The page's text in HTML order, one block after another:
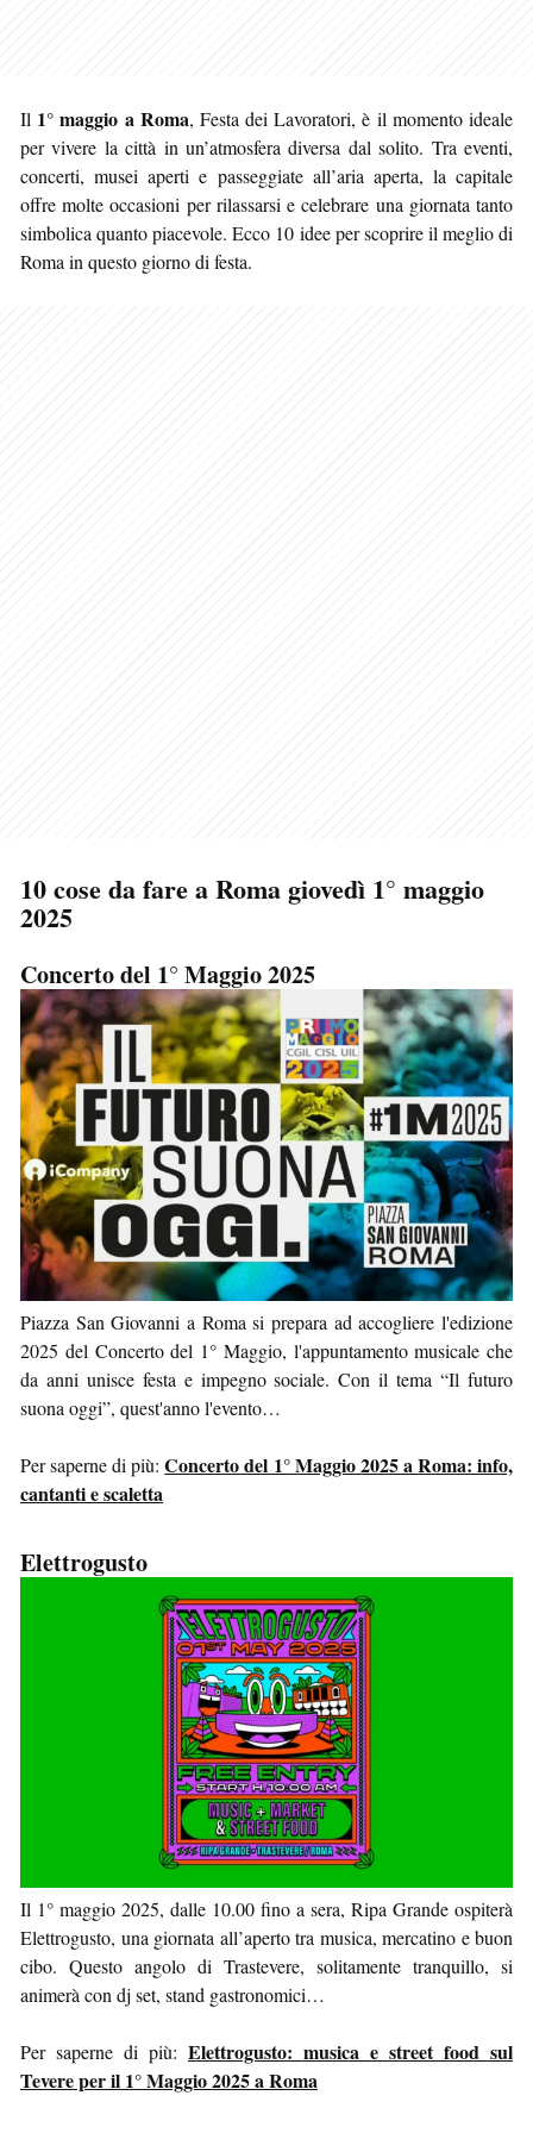
Il 1° maggio a Roma, Festa dei Lavoratori, è il momento ideale
per vivere la città in un’atmosfera diversa dal solito. Tra eventi,
concerti, musei aperti e passeggiate all’aria aperta, la capitale
offre molte occasioni per rilassarsi e celebrare una giornata tanto
simbolica quanto piacevole. Ecco 10 idee per scoprire il meglio di
Roma in questo giorno di festa.
10 cose da fare a Roma giovedì 1° maggio
2025
Concerto del 1° Maggio 2025
Piazza San Giovanni a Roma si prepara ad accogliere l'edizione
2025 del Concerto del 1° Maggio, l'appuntamento musicale che
da anni unisce festa e impegno sociale. Con il tema “Il futuro
suona oggi”, quest'anno l'evento…
Per saperne di più:Concerto del 1° Maggio 2025 a Roma: info,
cantanti e scaletta
Elettrogusto
Il 1° maggio 2025, dalle 10.00 fino a sera, Ripa Grande ospiterà
Elettrogusto, una giornata all’aperto tra musica, mercatino e buon
cibo. Questo angolo di Trastevere, solitamente tranquillo, si
animerà con dj set, stand gastronomici…
Per saperne di più: Elettrogusto: musica e street food sul
Tevere per il 1° Maggio 2025 a Roma